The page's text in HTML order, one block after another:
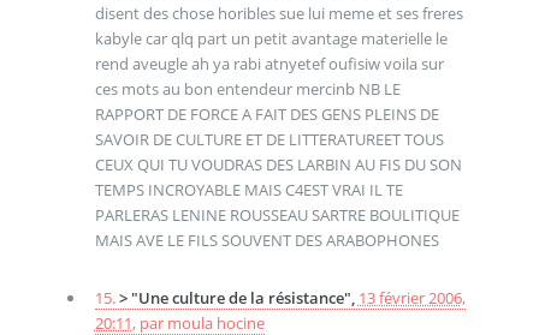
disent des chose horibles sue lui meme et ses freres
kabyle car qlq part un petit avantage materielle le
rend aveugle ah ya rabi atnyetef oufisiw voila sur
ces mots au bon entendeur mercinb NB LE
RAPPORT DE FORCE A FAIT DES GENS PLEINS DE
SAVOIR DE CULTURE ET DE LITTERATUREET TOUS
CEUX QUI TU VOUDRAS DES LARBIN AU FIS DU SON
TEMPS INCROYABLE MAIS C4EST VRAI IL TE
PARLERAS LENINE ROUSSEAU SARTRE BOULITIQUE
MAIS AVE LE FILS SOUVENT DES ARABOPHONES
15.> "Une culture de la résistance", 13 février 2006,
20:11, par moula hocine